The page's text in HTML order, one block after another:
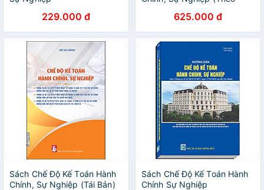
229.000 đ
BTC Ngày 17/04/2024 Của
Bộ Tài Chính)
625.000 đ
Sách Chế Độ Kế Toán Hành
Chính, Sự Nghiệp (Tái Bản)
Sách Chế Độ Kế Toán Hành
Chính Sự Nghiệp